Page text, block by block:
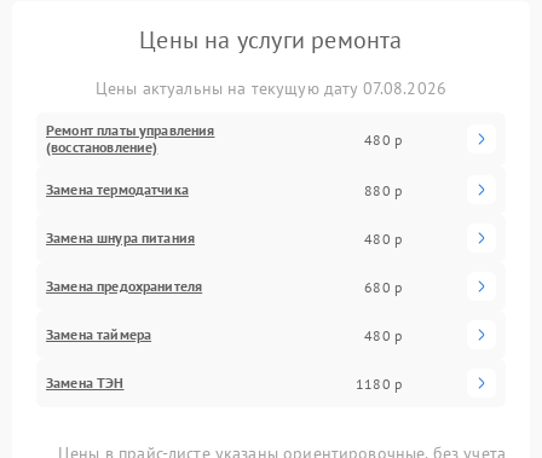
Цены на услуги ремонта
Цены актуальны на текущую дату 07.08.2026
Ремонт платы управления
(восстановление)
480 р
Замена термодатчика 880 р
Замена шнура питания 480 р
Замена предохранителя 680 р
Замена таймера 480 р
Замена ТЭН 1180 р
Цены в прайс-листе указаны ориентировочные, без учета